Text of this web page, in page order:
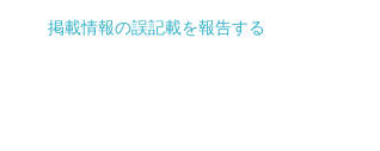
掲載情報の誤記載を報告する